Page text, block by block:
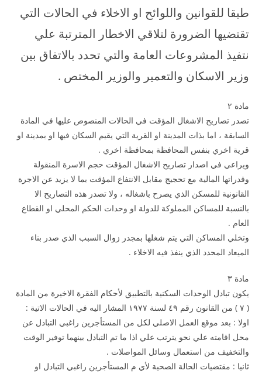
طبقا للقوانين واللوائح او الاخلاء في الحالات التي
تقتضيها الضرورة لتلاقي الاخطار المترتبة علي
نتفيذ المشروعات العامة والتي تحدد بالاتفاق بين
وزير الاسكان والتعمير والوزير المختص .
مادة ۲
تصدر تصاريح الاشغال المؤقت في الحالات المنصوص عليها في المادة
السابقة ، اما بذات المدينة او القرية التي يقيم السكان فيها او بمدينة او
قرية اخري بنفس المحافظة بمحافظة اخري .
ويراعي في اصدار تصاريح الاشغال المؤقت حجم الاسرة المنقولة
وقدراتها المالية مع تحجيج مقابل الانتفاع المؤقت بما لا يزيد عن الاجرة
القانونية للمسكن الذي يصرح باشغاله ، ولا تصدر هذه التصاريح الا
بالنسبة للمساكن المملوكة للدولة او وحدات الحكم المحلي او القطاع
العام .
وتخلي المساكن التي يتم شغلها بمجدر زوال السبب الذي صدر بناء
الميعاد المحدد الذي ينفذ فيه الاخلاء .
مادة ۳
يكون تبادل الوحدات السكنية بالتطبيق لأحكام الفقرة الاخيرة من المادة
( ۷ ) من القانون رقم ٤۹ لسنة ۱۹۷۷ المشار اليه في الحالات الاتية :
اولا : بعد موقع العمل الاصلي لكل من المستأجرين راغبي التبادل عن
محل اقامته علي نحو يترتب علي اذا ما تم التبادل بينهما توفير الوقت
والتخفيف من استعمال وسائل المواصلات .
ثانيا : مقتضيات الحالة الصحية لأي م المستأجرين راغبي التبادل او